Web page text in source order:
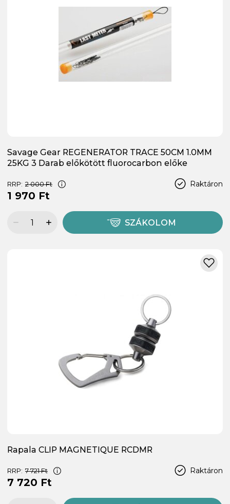
Savage Gear REGENERATOR TRACE 50CM 1.0MM
25KG 3 Darab előkötött fluorocarbon előke
Raktáron
RRP: 2 000 Ft
1 970 Ft
SZÁKOLOM
Rapala CLIP MAGNETIQUE RCDMR
Raktáron
RRP: 7 721 Ft
7 720 Ft